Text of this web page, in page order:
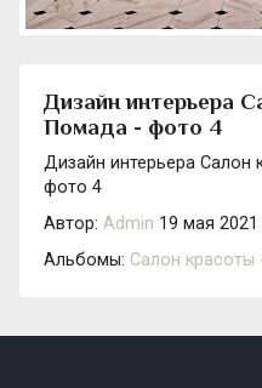
Дизайн интерьера
Помада - фото 4
Дизайн интерьера Салон
фото 4
Автор: Admin 19 мая 2021
Альбомы: Салон